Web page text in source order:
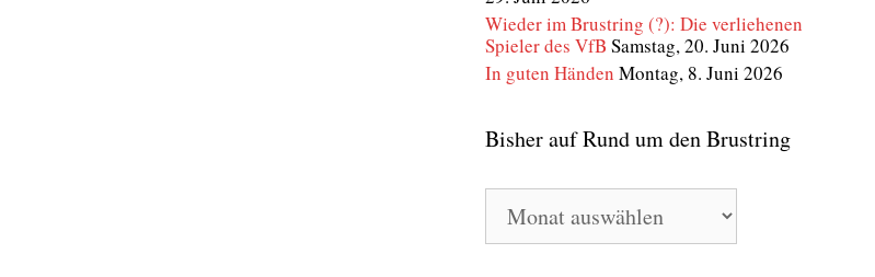
Wieder im Brustring (?): Die verliehenen
Spieler des VfB Samstag, 20. Juni 2026
In guten Händen Montag, 8. Juni 2026
Bisher auf Rund um den Brustring
Bisher
auf
Rund